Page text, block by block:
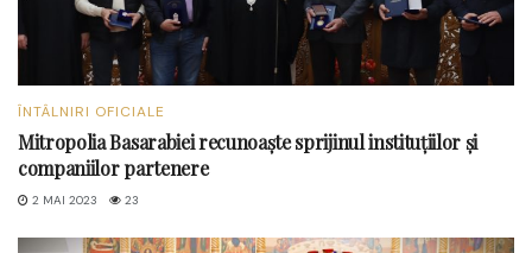
ÎNTÂLNIRI OFICIALE
Mitropolia Basarabiei recunoaște sprijinul instituțiilor și
companiilor partenere
2 MAI 2023 23